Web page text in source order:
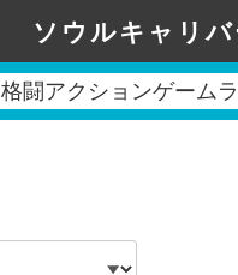
ソウルキャリ
格闘アクションゲーム